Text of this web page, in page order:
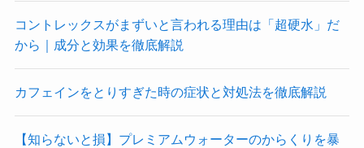
コントレックスがまずいと言われる理由は「超硬水」だ
から｜成分と効果を徹底解説
カフェインをとりすぎた時の症状と対処法を徹底解説
【知らないと損】プレミアムウォーターのからくりを暴